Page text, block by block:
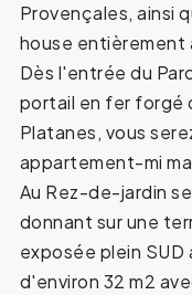
Provençales, ainsi
house entièrement
Dès l'entrée du
portail en fer forgé
Platanes, vous
appartement-mi
Au Rez-de-jardin
donnant sur une
exposée plein SUD
d'environ 32 m2